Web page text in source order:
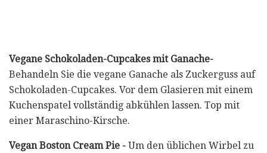
Vegane Schokoladen-Cupcakes mit Ganache-
Behandeln Sie die vegane Ganache als Zuckerguss auf
Schokoladen-Cupcakes. Vor dem Glasieren mit einem
Kuchenspatel vollständig abkühlen lassen. Top mit
einer Maraschino-Kirsche.
Vegan Boston Cream Pie - Um den üblichen Wirbel zu